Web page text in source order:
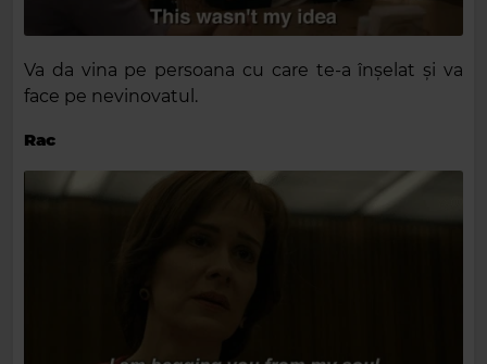
Va da vina pe persoana cu care te-a înșelat și va
face pe nevinovatul.
Rac